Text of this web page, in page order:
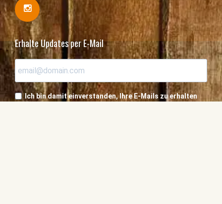
Erhalte Updates per E-Mail
Ich bin damit einverstanden, Ihre E-Mails zu erhalten